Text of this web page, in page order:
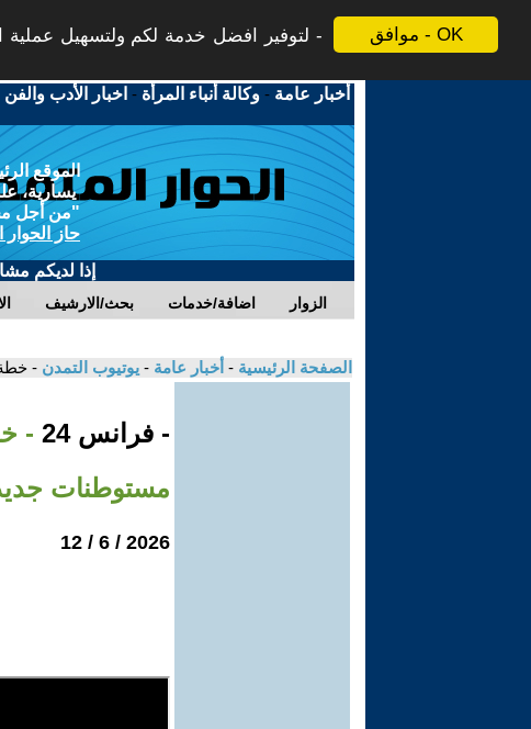
موافق - OK
لتوفير افضل خدمة لكم ولتسهيل عملية
أخبار عامة -وكالة أنباء المرأة - اخبار الأدب والفن
الموقع
يسارية،
"من أجل
حاز
إذا لديكم
بحث/الارشيف اضافة/خدمات الزوار
الصفحة الرئيسية - أخبار عامة - يوتيوب التمدن - خطة تمويل
- فرانس 24
مستوطنات
2026 / 6 / 12